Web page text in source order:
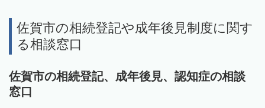
佐賀市の相続登記や成年後見制度に関す
る相談窓口
佐賀市の相続登記、成年後見、認知症の相談
窓口